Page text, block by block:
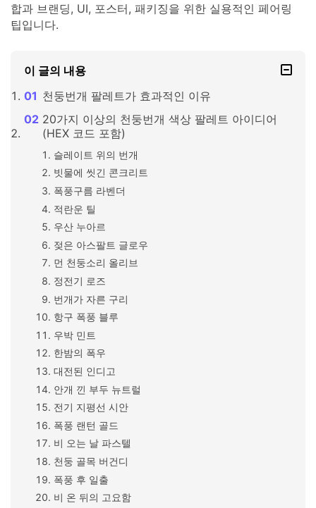
합과 브랜딩, UI, 포스터, 패키징을 위한 실용적인 페어링
팁입니다.
이 글의 내용
천둥번개 팔레트가 효과적인 이유
20가지 이상의 천둥번개 색상 팔레트 아이디어
(HEX 코드 포함)
슬레이트 위의 번개
빗물에 씻긴 콘크리트
폭풍구름 라벤더
적란운 틸
우산 누아르
젖은 아스팔트 글로우
먼 천둥소리 올리브
정전기 로즈
번개가 자른 구리
항구 폭풍 블루
우박 민트
한밤의 폭우
대전된 인디고
안개 낀 부두 뉴트럴
전기 지평선 시안
폭풍 랜턴 골드
비 오는 날 파스텔
천둥 골목 버건디
폭풍 후 일출
비 온 뒤의 고요함